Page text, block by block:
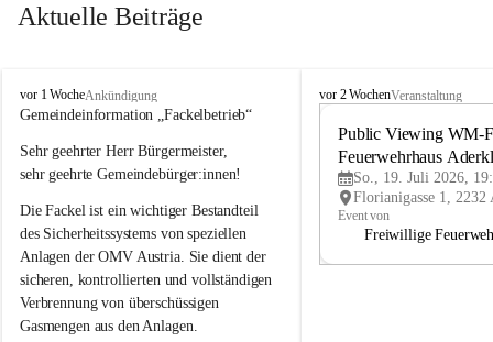
Aktuelle Beiträge
A
d
r
k
a
a
vor 1 WocheAnkündigung
Gemeindeinformation „Fackelbetrieb“
Sehr geehrter Herr Bürgermeister,
sehr geehrte Gemeindebürger:innen!
Die Fackel ist ein wichtiger Bestandteil
des Sicherheitssystems von speziellen
Anlagen der OMV Austria. Sie dient der
sicheren, kontrollierten und vollständigen
Verbrennung von überschüssigen
Gasmengen aus den Anlagen.
A
vor 2 WochenVeranstaltung
Public Viewing WM-
Feuerwehrhaus
So., 19. Juli 2026,
Event von
Freiwillige